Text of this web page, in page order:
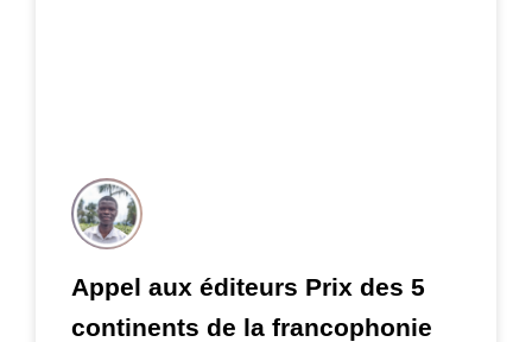
Appel aux éditeurs Prix des 5
continents de la francophonie